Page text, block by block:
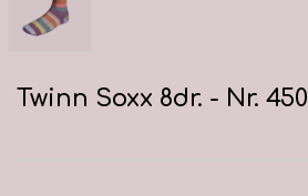
Twinn Soxx 8dr. - Nr. 450